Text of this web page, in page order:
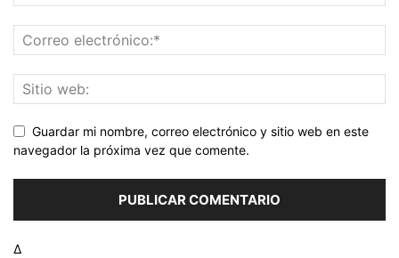
Guardar mi nombre, correo electrónico y sitio web en este
navegador la próxima vez que comente.
Δ